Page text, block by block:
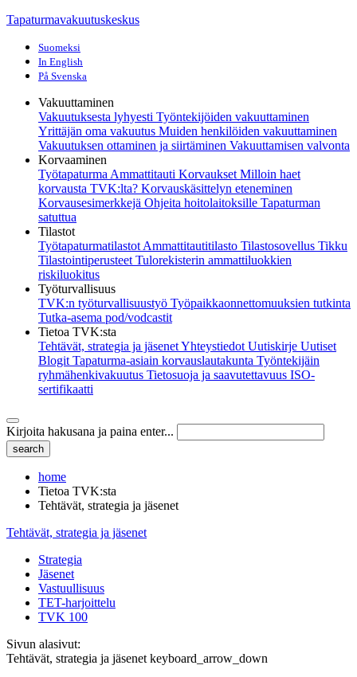
Tapaturmavakuutuskeskus
Suomeksi
In English
På Svenska
Vakuuttaminen
Vakuutuksesta lyhyesti Työntekijöiden vakuuttaminen
Yrittäjän oma vakuutus Muiden henkilöiden vakuuttaminen
Vakuutuksen ottaminen ja siirtäminen Vakuuttamisen valvonta
Korvaaminen
Työtapaturma Ammattitauti Korvaukset Milloin haet
korvausta TVK:lta? Korvauskäsittelyn eteneminen
Korvausesimerkkejä Ohjeita hoitolaitoksille Tapaturman
satuttua
Tilastot
Työtapaturmatilastot Ammattitautitilasto Tilastosovellus Tikku
Tilastointiperusteet Tulorekisterin ammattiluokkien
riskiluokitus
Työturvallisuus
TVK:n työturvallisuustyö Työpaikkaonnettomuuksien tutkinta
Tutka-asema pod/vodcastit
Tietoa TVK:sta
Tehtävät, strategia ja jäsenetYhteystiedot Uutiskirje Uutiset
Blogit Tapaturma-asiain korvauslautakunta Työntekijäin
ryhmähenkivakuutus Tietosuoja ja saavutettavuus ISO-
sertifikaatti
Kirjoita hakusana ja paina enter...
home
Tietoa TVK:sta
Tehtävät, strategia ja jäsenet
Tehtävät, strategia ja jäsenet
Strategia
Jäsenet
Vastuullisuus
TET-harjoittelu
TVK 100
Sivun alasivut:
Tehtävät, strategia ja jäsenet keyboard_arrow_down